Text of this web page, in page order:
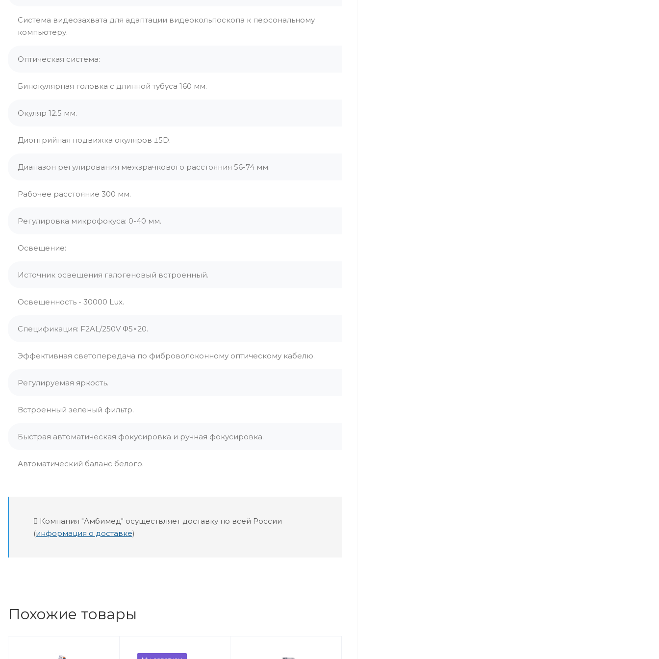
Система видеозахвата для адаптации видеокольпоскопа к персональному
компьютеру.
Оптическая система:
Бинокулярная головка с длинной тубуса 160 мм.
Окуляр 12.5 мм.
Диоптрийная подвижка окуляров ±5D.
Диапазон регулирования межзрачкового расстояния 56-74 мм.
Рабочее расстояние 300 мм.
Регулировка микрофокуса: 0-40 мм.
Освещение:
Источник освещения галогеновый встроенный.
Освещенность - 30000 Lux.
Спецификация: F2AL/250V Φ5×20.
Эффективная светопередача по фиброволоконному оптическому кабелю.
Регулируемая яркость.
Встроенный зеленый фильтр.
Быстрая автоматическая фокусировка и ручная фокусировка.
Автоматический баланс белого.
Компания "Амбимед" осуществляет доставку по всей России
(информация о доставке)
Похожие товары